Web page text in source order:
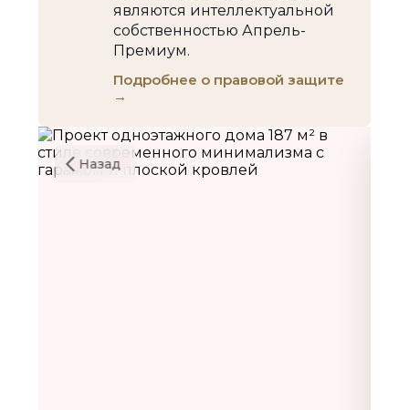
являются интеллектуальной
собственностью Апрель-
Премиум.
Подробнее о правовой защите
→
Назад